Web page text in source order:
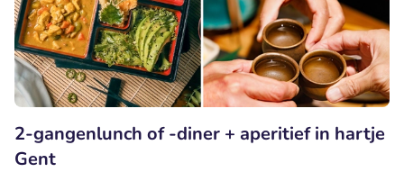
2-gangenlunch of -diner + aperitief in hartje
Gent